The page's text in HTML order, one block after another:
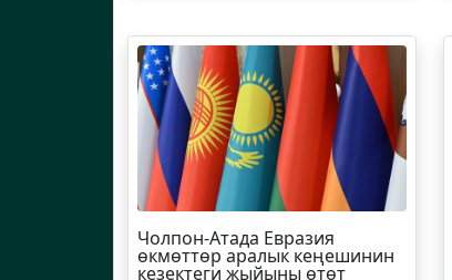
Чолпон-Атада Евразия
өкмөттөр аралык кеңешинин
кезектеги жыйыны өтөт